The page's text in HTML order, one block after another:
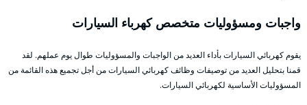
واجبات ومسؤوليات متخصص كهرباء السيارات
يقوم كهربائي السيارات بأداء العديد من الواجبات والمسؤوليات طوال يوم عملهم. لقد
قمنا بتحليل العديد من توصيفات وظائف كهربائي السيارات من أجل تجميع هذه القائمة من
المسؤوليات الأساسية لكهربائي السيارات.